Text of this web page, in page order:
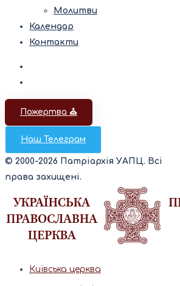
Молитви
Календар
Контакти
Пожертва ⛪️
Наш Телеграм
© 2000-2026 Патріархія УАПЦ. Всі
права захищені.
Київська церква